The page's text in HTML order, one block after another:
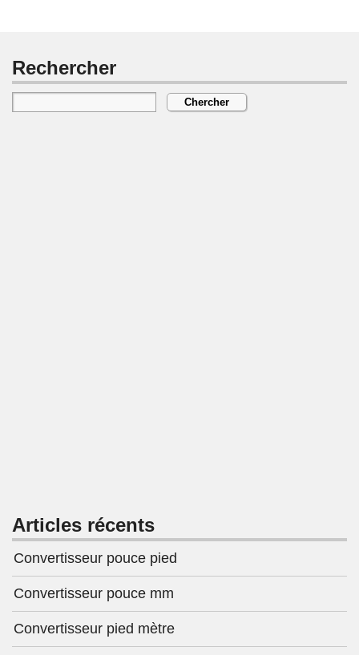
Rechercher
Articles récents
Convertisseur pouce pied
Convertisseur pouce mm
Convertisseur pied mètre